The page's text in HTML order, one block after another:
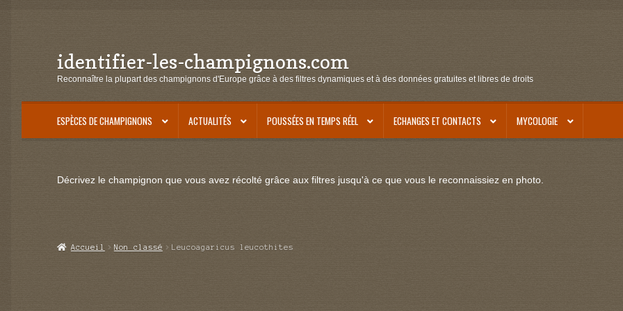
Aller
à
navigation
Aller
au
identifier-les-champignons.com
Reconnaître la plupart des champignons d'Europe grâce à des filtres dynamiques et à des données gratuites et libres de droits
ESPÈCES DE CHAMPIGNONS ACTUALITÉS POUSSÉES EN TEMPS RÉEL ECHANGES ET CONTACTS MYCOLOGIE
Décrivez le champignon que vous avez récolté grâce aux filtres jusqu'à ce que vous le reconnaissiez en photo.
Accueil Non classé Leucoagaricus leucothites